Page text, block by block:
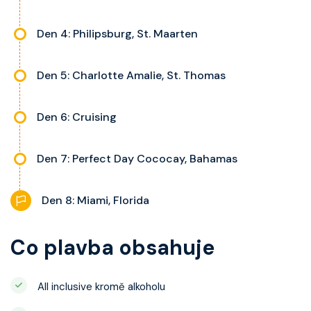
Den 4: Philipsburg, St. Maarten
Den 5: Charlotte Amalie, St. Thomas
Den 6: Cruising
Den 7: Perfect Day Cococay, Bahamas
Den 8: Miami, Florida
Co plavba obsahuje
All inclusive kromě alkoholu